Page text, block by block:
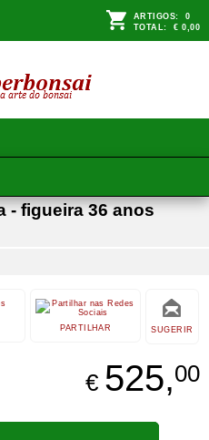
ARTIGOS: 0
TOTAL: € 0,00
- figueira 36 anos
SUGERIR
PARTILHAR
€ 525,00